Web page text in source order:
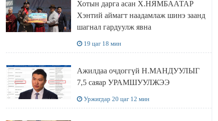
Хотын дарга асан Х.НЯМБААТАР
Хэнтий аймагт наадамлаж шинэ заанд
шагнал гардуулж явна
19 цаг 18 мин
Ажилдаа очдоггүй Н.МАНДУУЛЫГ
7,5 саяар УРАМШУУЛЖЭЭ
Уржигдар 20 цаг 12 мин